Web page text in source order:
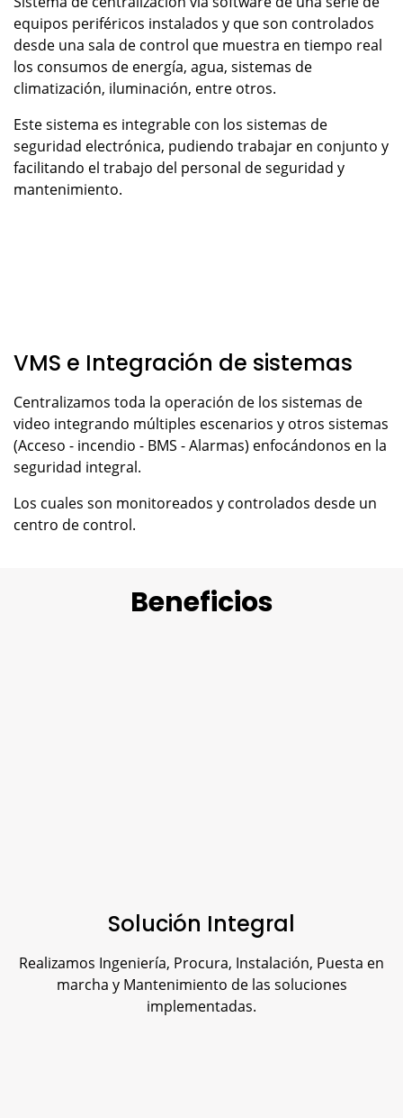
equipos periféricos instalados y que son controlados
desde una sala de control que muestra en tiempo real
los consumos de energía, agua, sistemas de
climatización, iluminación, entre otros.
Este sistema es integrable con los sistemas de
seguridad electrónica, pudiendo trabajar en conjunto y
facilitando el trabajo del personal de seguridad y
mantenimiento.
VMS e Integración de sistemas
Centralizamos toda la operación de los sistemas de
video integrando múltiples escenarios y otros sistemas
(Acceso - incendio - BMS - Alarmas) enfocándonos en la
seguridad integral.
Los cuales son monitoreados y controlados desde un
centro de control.
Beneficios
Solución Integral
Realizamos Ingeniería, Procura, Instalación, Puesta en
marcha y Mantenimiento de las soluciones
implementadas.